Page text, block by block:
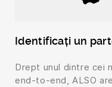
Identificați un
Drept unul dintre cei
end-to-end, ALSO